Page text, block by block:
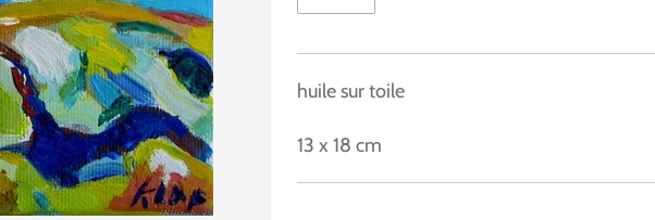
huile sur toile
13 x 18 cm